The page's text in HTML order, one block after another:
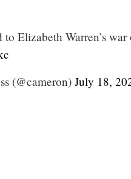
Elizabeth Warren’s
(@cameron) July 18,